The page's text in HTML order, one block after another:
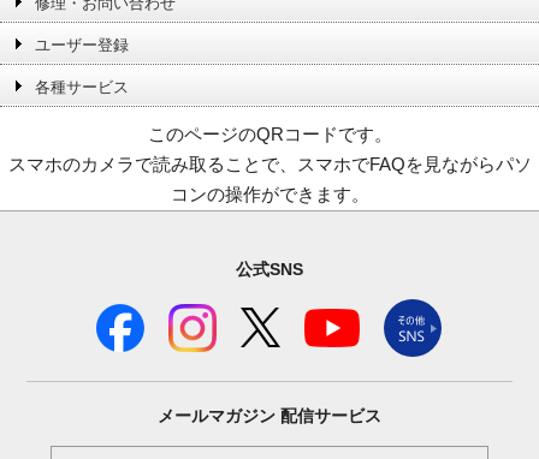
ユーザー登録
各種サービス
このページのQRコードです。
スマホのカメラで読み取ることで、スマホでFAQを見ながらパソ
コンの操作ができます。
公式SNS
メールマガジン 配信サービス